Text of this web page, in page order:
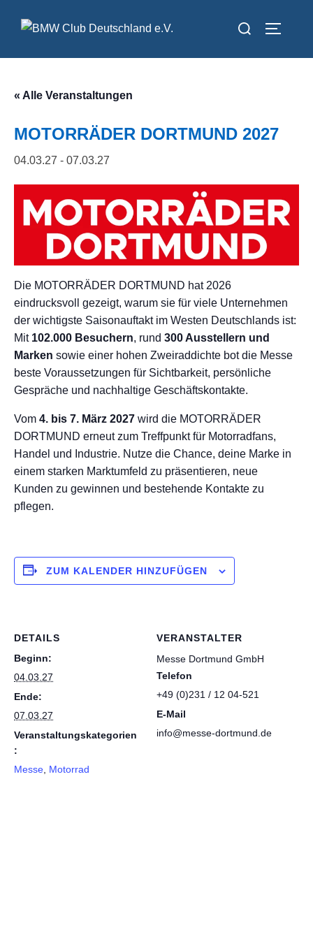
Inhalt
Suchen
« Alle Veranstaltungen
MOTORRÄDER DORTMUND 2027
04.03.27 - 07.03.27
Die MOTORRÄDER DORTMUND hat 2026
eindrucksvoll gezeigt, warum sie für viele Unternehmen
der wichtigste Saisonauftakt im Westen Deutschlands ist:
Mit 102.000 Besuchern, rund 300 Ausstellern und
Marken sowie einer hohen Zweiraddichte bot die Messe
beste Voraussetzungen für Sichtbarkeit, persönliche
Gespräche und nachhaltige Geschäftskontakte.
Vom 4. bis 7. März 2027 wird die MOTORRÄDER
DORTMUND erneut zum Treffpunkt für Motorradfans,
Handel und Industrie. Nutze die Chance, deine Marke in
einem starken Marktumfeld zu präsentieren, neue
Kunden zu gewinnen und bestehende Kontakte zu
pflegen.
ZUM KALENDER HINZUFÜGEN
DETAILS
Beginn:
04.03.27
Ende:
07.03.27
Veranstaltungskategorien
:
Messe Motorrad
VERANSTALTER
Messe Dortmund GmbH
Telefon
+49 (0)231 / 12 04-521
E-Mail
info@messe-dortmund.de